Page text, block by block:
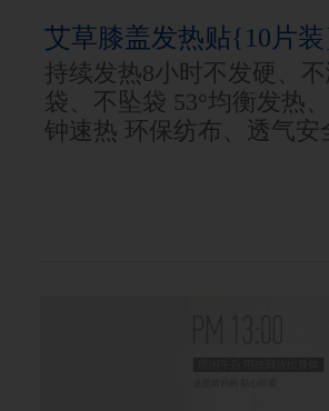
艾草膝盖发热贴{10片
持续发热8小时不发硬、不
袋、不坠袋 53°均衡发热
钟速热 环保纺布、透气安